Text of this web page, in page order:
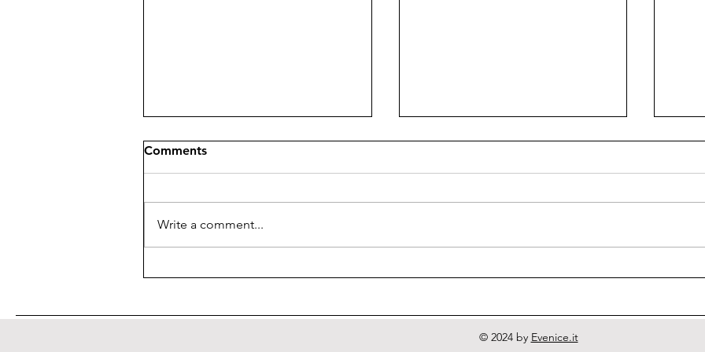
Quodlibeta Cartesiana
Comments
Write a comment...
© 2024 by Evenice.it